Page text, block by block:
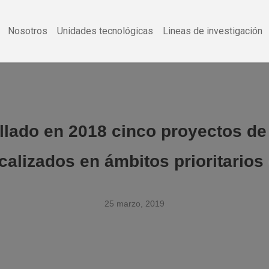
Nosotros Unidades tecnológicas Lineas de investigación
en 2018 cinco proyectos
en ámbitos prioritarios
25 marzo, 2019